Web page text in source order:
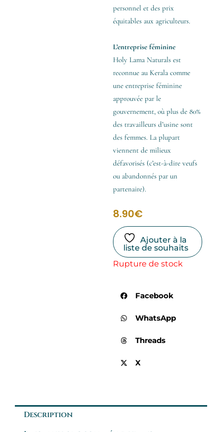
personnel et des prix
équitables aux agriculteurs.
L’entreprise féminine
Holy Lama Naturals est
reconnue au Kerala comme
une entreprise féminine
approuvée par le
gouvernement, où plus de 80%
des travailleurs d’usine sont
des femmes. La plupart
viennent de milieux
défavorisés (c’est-à-dire veufs
ou abandonnés par un
partenaire).
8.90€
Ajouter à la
liste de souhaits
Rupture de stock
Facebook
WhatsApp
Threads
X
Description